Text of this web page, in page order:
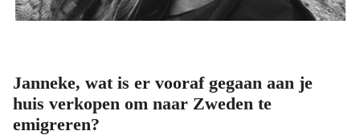
Janneke, wat is er vooraf gegaan aan je
huis verkopen om naar Zweden te
emigreren?